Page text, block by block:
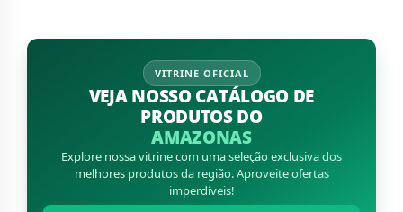
VITRINE OFICIAL
VEJA NOSSO CATÁLOGO DE
PRODUTOS DO
AMAZONAS
Explore nossa vitrine com uma seleção exclusiva dos
melhores produtos da região. Aproveite ofertas
imperdíveis!